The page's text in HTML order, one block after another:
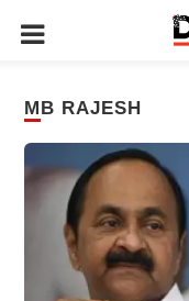
MB RAJESH